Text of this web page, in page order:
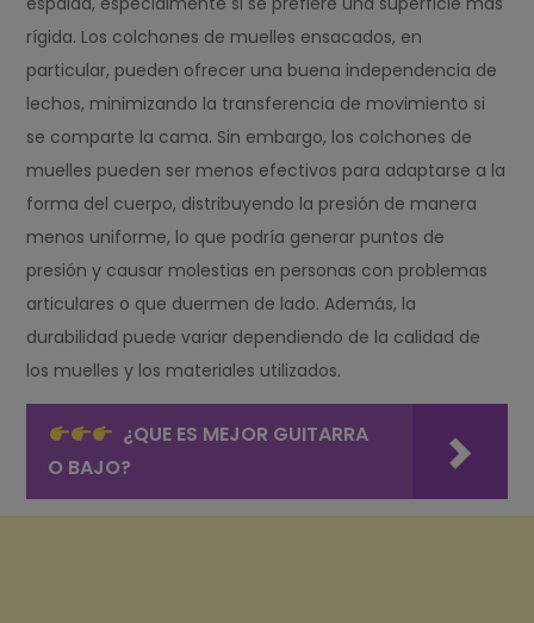
rígida. Los colchones de muelles ensacados, en
particular, pueden ofrecer una buena independencia de
lechos, minimizando la transferencia de movimiento si
se comparte la cama. Sin embargo, los colchones de
muelles pueden ser menos efectivos para adaptarse a la
forma del cuerpo, distribuyendo la presión de manera
menos uniforme, lo que podría generar puntos de
presión y causar molestias en personas con problemas
articulares o que duermen de lado. Además, la
durabilidad puede variar dependiendo de la calidad de
los muelles y los materiales utilizados.
¿QUE ES MEJOR GUITARRA
O BAJO?